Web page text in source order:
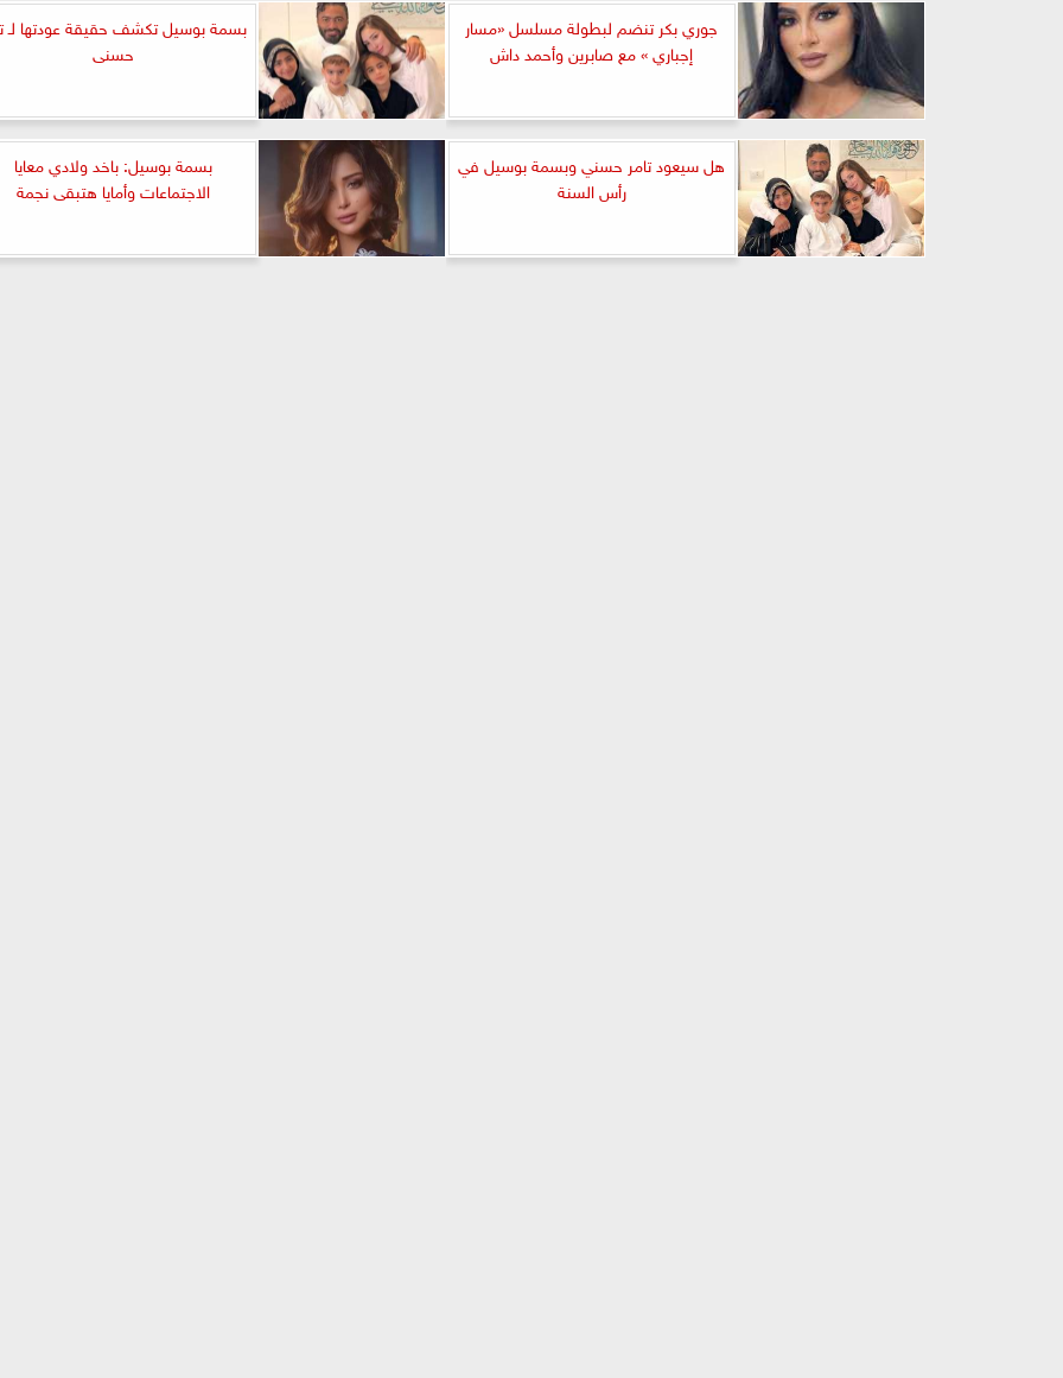
جوري بكر تنضم لبطولة مسلسل «مسار
إجباري » مع صابرين وأحمد داش
بسمة بوسيل تكشف حقيقة عودتها لـ
حسنى
هل سيعود تامر حسني وبسمة بوسيل في
رأس السنة
بسمة بوسيل: باخد ولادي معايا
الاجتماعات وأمايا هتبقى نجمة